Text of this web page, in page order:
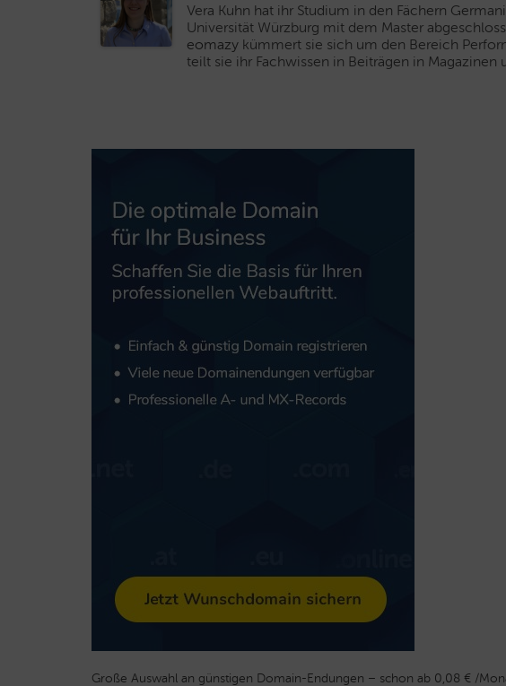
Vera Kuhn hat ihr Studium in den Fächern
Universität Würzburg mit dem Master
eomazy kümmert sie sich um den Bereich
teilt sie ihr Fachwissen in Beiträgen in Magazinen
Große Auswahl an günstigen Domain-Endungen – schon ab 0,08 € /